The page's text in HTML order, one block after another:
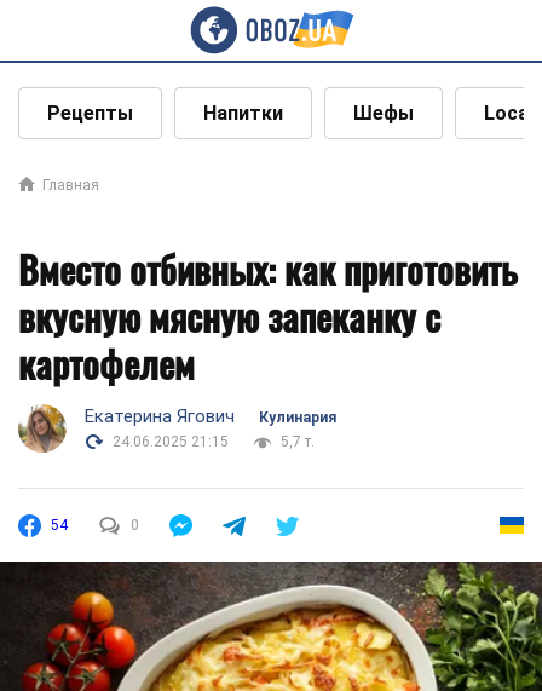
Рецепты Напитки Шефы Local
Главная
Вместо отбивных: как приготовить
вкусную мясную запеканку с
картофелем
Екатерина Ягович
Кулинария
24.06.2025 21:15
5,7 т.
54 0